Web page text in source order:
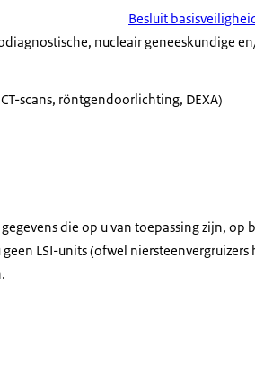
Besluit
nucleair geneeskundige
scans, röntgendoorlichting, DEXA)
die op u van toepassing zijn, op
LSI-units (ofwel
die in het kader van de uitvraag van het